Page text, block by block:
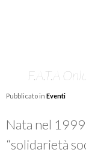
F.A.T.A
Pubblicato in Eventi
Nata nel
“solidarietà